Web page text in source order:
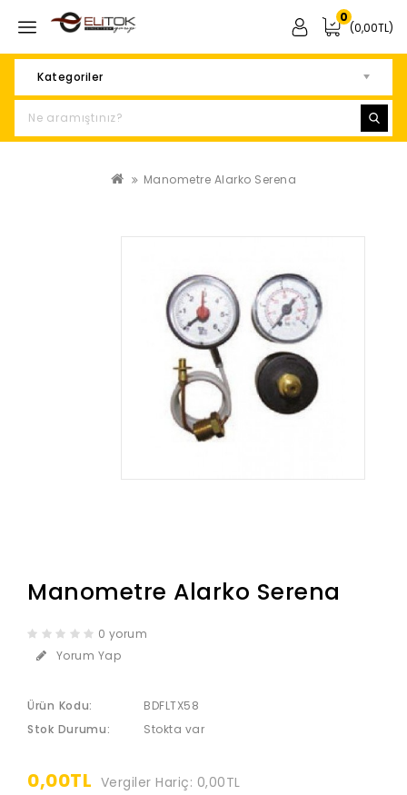
0
(0,00TL)
Kategoriler
Manometre Alarko Serena
Manometre Alarko Serena
0 yorum
Yorum Yap
Ürün Kodu:
BDFLTX58
Stok Durumu:
Stokta var
0,00TL Vergiler Hariç: 0,00TL